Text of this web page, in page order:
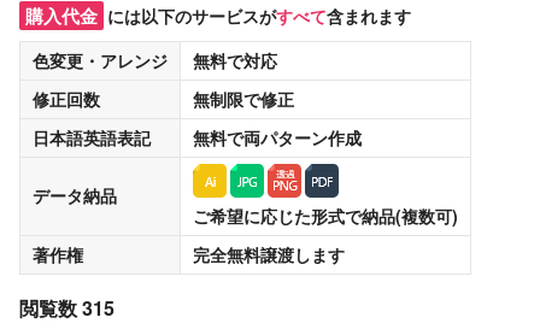
購入代金 には以下のサービスがすべて含まれます
色変更・アレンジ
無料で対応
修正回数
無制限で修正
日本語英語表記
無料で両パターン作成
データ納品
ご希望に応じた形式で納品(複数可)
著作権
完全無料譲渡します
閲覧数 315